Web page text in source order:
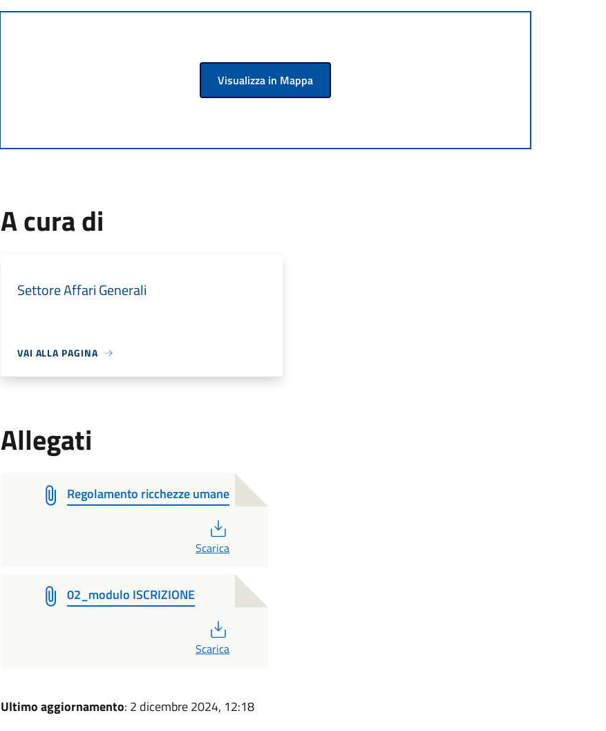
Visualizza in Mappa
A cura di
Settore Affari Generali
VAI ALLA PAGINA
Allegati
Regolamento ricchezze umane
Scarica
02_modulo ISCRIZIONE
Scarica
Ultimo aggiornamento: 2 dicembre 2024, 12:18